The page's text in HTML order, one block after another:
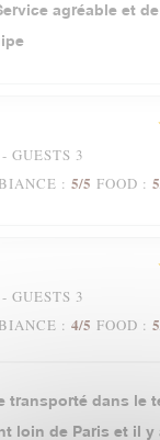
agréable et
GUESTS 3
: 5/5 FOOD : 5
GUESTS 3
: 4/5 FOOD : 5
transporté dans le
loin de Paris et il y